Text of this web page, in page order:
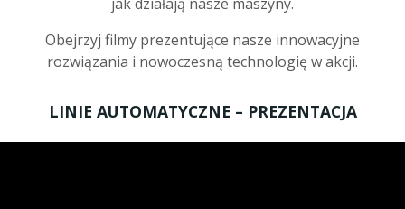
Obejrzyj filmy prezentujące nasze innowacyjne
rozwiązania i nowoczesną technologię w akcji.
LINIE AUTOMATYCZNE – PREZENTACJA